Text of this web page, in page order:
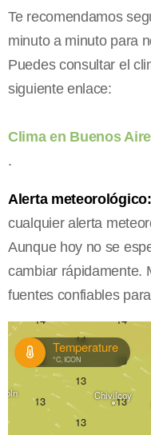
Te recomendamos
minuto a minuto para
Puedes consultar el
siguiente enlace:
Clima en Buenos
.
Alerta meteorológico:
cualquier alerta
Aunque hoy no se
cambiar rápidamente.
fuentes confiables